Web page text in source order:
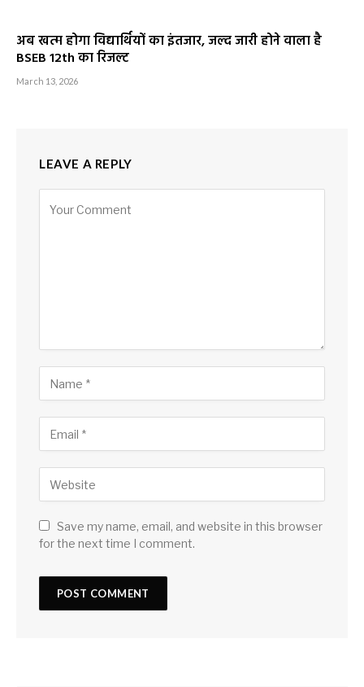
अब खत्म होगा विद्यार्थियों का इंतजार, जल्द जारी होने वाला है
BSEB 12th का रिजल्ट
March 13, 2026
LEAVE A REPLY
Save my name, email, and website in this browser
for the next time I comment.